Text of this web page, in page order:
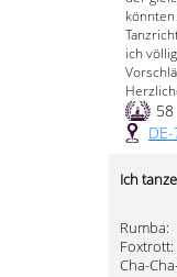
ich
58
Ich
Rumba:
Foxtrott:
Cha-